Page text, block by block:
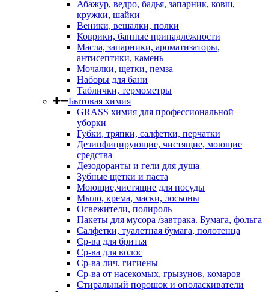
Абажур, ведро, бадья, запарник, ковш,
кружки, шайки
Веники, вешалки, полки
Коврики, банные принадлежности
Масла, запарники, ароматизаторы,
антисептики, камень
Мочалки, щетки, пемза
Наборы для бани
Таблички, термометры
Бытовая химия
GRASS химия для профессиональной
уборки
Губки, тряпки, салфетки, перчатки
Дезинфицирующие, чистящие, моющие
средства
Дезодоранты и гели для душа
Зубные щетки и паста
Моющие,чистящие для посуды
Мыло, крема, маски, лосьоны
Освежители, полироль
Пакеты для мусора /завтрака. Бумага, фольга
Салфетки, туалетная бумага, полотенца
Ср-ва для бритья
Ср-ва для волос
Ср-ва лич. гигиены
Ср-ва от насекомых, грызунов, комаров
Стиральный порошок и ополаскиватели